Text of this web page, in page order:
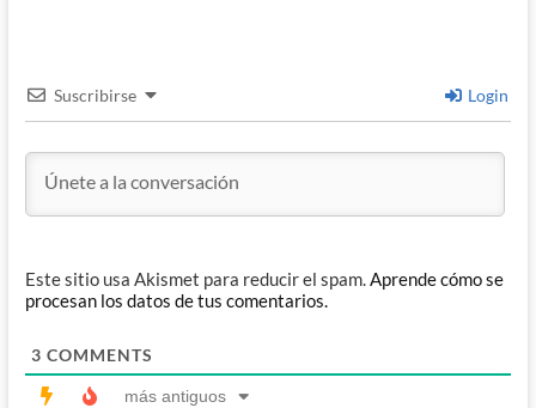
Suscribirse Login
Este sitio usa Akismet para reducir el spam.Aprende cómo se
procesan los datos de tus comentarios.
3 COMMENTS
más antiguos